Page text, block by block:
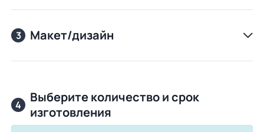
3 Макет/дизайн
4
Выберите количество и срок
изготовления